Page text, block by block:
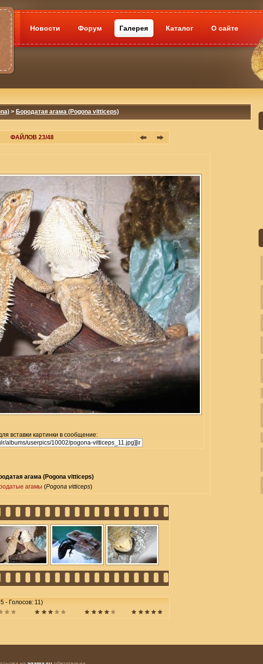
Новости Форум Галерея Каталог О сайте
> Бородатая агама (Pogona vitticeps)
ФАЙЛОВ 23/48
вставки картинки в сообщение:
агама (Pogona vitticeps)
агамы (Pogona vitticeps)
- Голосов: 11)